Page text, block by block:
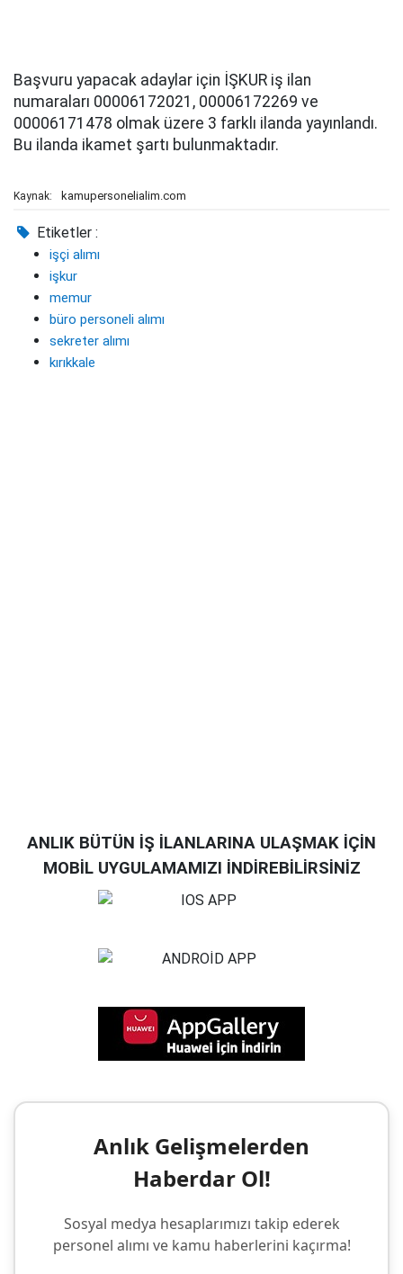
Başvuru yapacak adaylar için İŞKUR iş ilan
numaraları 00006172021, 00006172269 ve
00006171478 olmak üzere 3 farklı ilanda yayınlandı.
Bu ilanda ikamet şartı bulunmaktadır.
Kaynak: kamupersonelialim.com
Etiketler :
işçi alımı
işkur
memur
büro personeli alımı
sekreter alımı
kırıkkale
ANLIK BÜTÜN İŞ İLANLARINA ULAŞMAK İÇİN
MOBİL UYGULAMAMIZI İNDİREBİLİRSİNİZ
Anlık Gelişmelerden
Haberdar Ol!
Sosyal medya hesaplarımızı takip ederek
personel alımı ve kamu haberlerini kaçırma!